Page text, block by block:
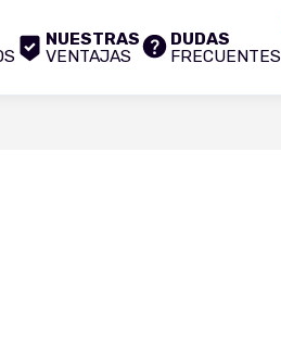
NUESTRAS
VENTAJAS
DUDAS
FRECUENTES